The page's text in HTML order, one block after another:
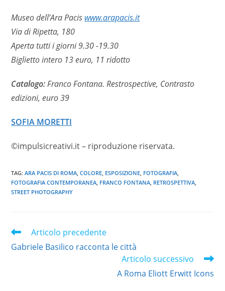
Museo dell’Ara Pacis www.arapacis.it
Via di Ripetta, 180
Aperta tutti i giorni 9.30 -19.30
Biglietto intero 13 euro, 11 ridotto
Catalogo:Franco Fontana. Restrospective, Contrasto
edizioni, euro 39
SOFIA MORETTI
©impulsicreativi.it – riproduzione riservata.
TAG:ARA PACIS DI ROMA COLORE ESPOSIZIONE FOTOGRAFIA
FOTOGRAFIA CONTEMPORANEA FRANCO FONTANA RETROSPETTIVA
STREET PHOTOGRAPHY
Leggi
articoli
Articolo precedente
Gabriele Basilico racconta le città
Articolo successivo
A Roma Eliott Erwitt Icons